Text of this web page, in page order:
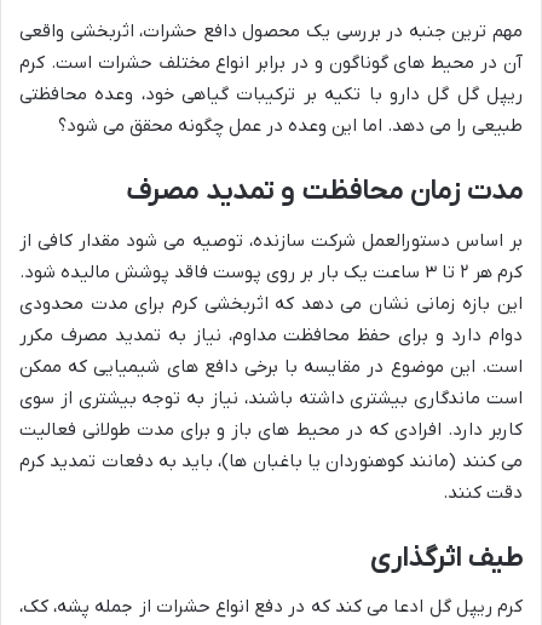
مهم ترین جنبه در بررسی یک محصول دافع حشرات، اثربخشی واقعی
آن در محیط های گوناگون و در برابر انواع مختلف حشرات است. کرم
ریپل گل گل دارو با تکیه بر ترکیبات گیاهی خود، وعده محافظتی
طبیعی را می دهد. اما این وعده در عمل چگونه محقق می شود؟
مدت زمان محافظت و تمدید مصرف
بر اساس دستورالعمل شرکت سازنده، توصیه می شود مقدار کافی از
کرم هر ۲ تا ۳ ساعت یک بار بر روی پوست فاقد پوشش مالیده شود.
این بازه زمانی نشان می دهد که اثربخشی کرم برای مدت محدودی
دوام دارد و برای حفظ محافظت مداوم، نیاز به تمدید مصرف مکرر
است. این موضوع در مقایسه با برخی دافع های شیمیایی که ممکن
است ماندگاری بیشتری داشته باشند، نیاز به توجه بیشتری از سوی
کاربر دارد. افرادی که در محیط های باز و برای مدت طولانی فعالیت
می کنند (مانند کوهنوردان یا باغبان ها)، باید به دفعات تمدید کرم
دقت کنند.
طیف اثرگذاری
کرم ریپل گل ادعا می کند که در دفع انواع حشرات از جمله پشه، کک،